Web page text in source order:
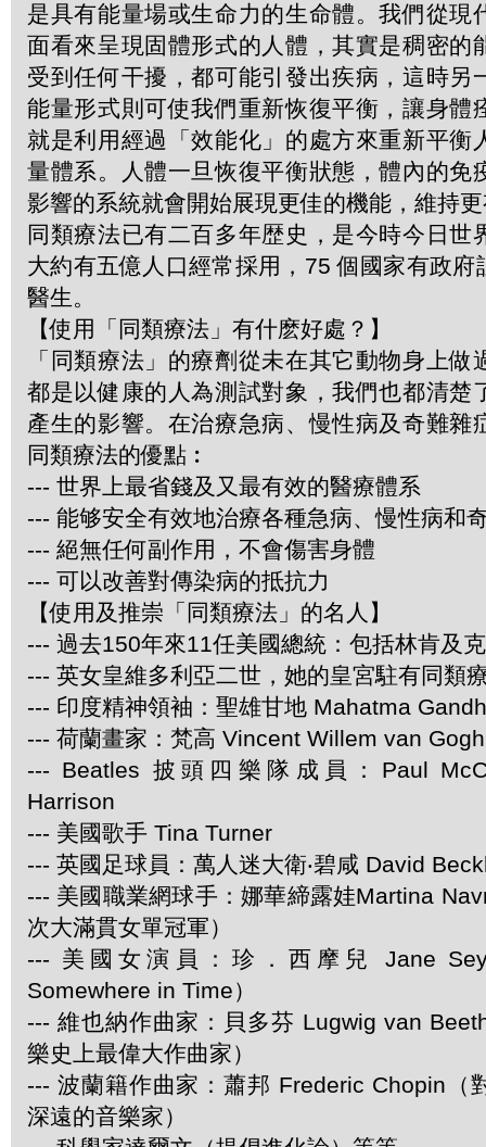
是具有能量場或生命力的生命體。我們從現
面看來呈現固體形式的人體，其實是稠密的
受到任何干擾，都可能引發出疾病，這時另
能量形式則可使我們重新恢復平衡，讓身體
就是利用經過「效能化」的處方來重新平衡
量體系。人體一旦恢復平衡狀態，體內的免
影響的系統就會開始展現更佳的機能，維持
同類療法已有二百多年歴史，是今時今日世
大約有五億人口經常採用，75 個國家有政府
醫生。
【使用「同類療法」有什麽好處？】
「同類療法」的療劑從未在其它動物身上做
都是以健康的人為測試對象，我們也都清楚
產生的影響。在治療急病、慢性病及奇難雜
同類療法的優點︰
--- 世界上最省錢及又最有效的醫療體系
--- 能够安全有效地治療各種急病、慢性病和
--- 絕無任何副作用，不會傷害身體
--- 可以改善對傳染病的抵抗力
【使用及推崇「同類療法」的名人】
--- 過去150年來11任美國總統：包括林肯及
--- 英女皇維多利亞二世，她的皇宮駐有同類
--- 印度精神領袖：聖雄甘地 Mahatma
--- 荷蘭畫家：梵高 Vincent Willem van Gogh
--- Beatles 披頭四樂隊成員：Paul
Harrison
--- 美國歌手 Tina Turner
--- 英國足球員：萬人迷大衛‧碧咸 David
--- 美國職業網球手：娜華締露娃Martina
次大滿貫女單冠軍）
--- 美國女演員：珍．西摩兒 Jane
Somewhere in Time）
--- 維也納作曲家：貝多芬 Lugwig van
樂史上最偉大作曲家）
--- 波蘭籍作曲家：蕭邦 Frederic Chopin（
深遠的音樂家）